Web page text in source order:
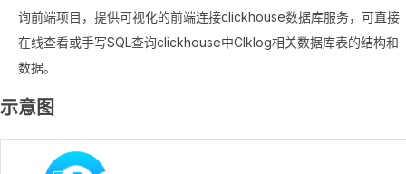
询前端项目，提供可视化的前端连接clickhouse数据库服务，可直接
在线查看或手写SQL查询clickhouse中Clklog相关数据库表的结构和
数据。
示意图